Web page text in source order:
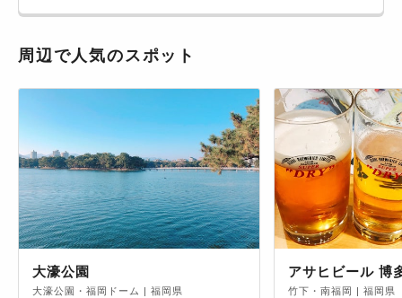
周辺で人気のスポット
大濠公園
大濠公園・福岡ドーム | 福岡県
アサヒビール 博
竹下・南福岡 | 福岡県